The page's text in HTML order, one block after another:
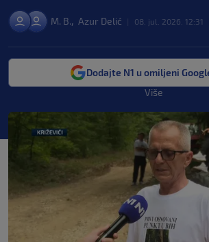
M. B., Azur Delić 08. jul. 2026. 12:31
Dodajte N1 u omiljeni
Više